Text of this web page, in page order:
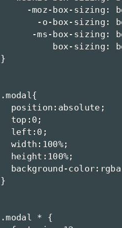
-moz-box-sizing:
-o-box-sizing:
-ms-box-sizing:
box-sizing:
}
.modal{
  position:absolute;
  top:0;
  left:0;
  width:100%;
  height:100%;
background-
}
.modal * {